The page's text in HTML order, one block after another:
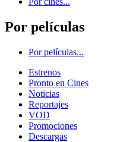
Por películas
Por películas...
Estrenos
Pronto en Cines
Noticias
Reportajes
VOD
Promociones
Descargas